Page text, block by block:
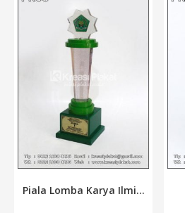
Piala Lomba Karya Ilmi...